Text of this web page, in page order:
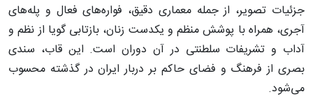
جزئیات تصویر، از جمله معماری دقیق، فواره‌های فعال و پله‌های
آجری، همراه با پوشش منظم و یکدست زنان، بازتابی گویا از نظم و
آداب و تشریفات سلطنتی در آن دوران است. این قاب، سندی
بصری از فرهنگ و فضای حاکم بر دربار ایران در گذشته محسوب
می‌شود.